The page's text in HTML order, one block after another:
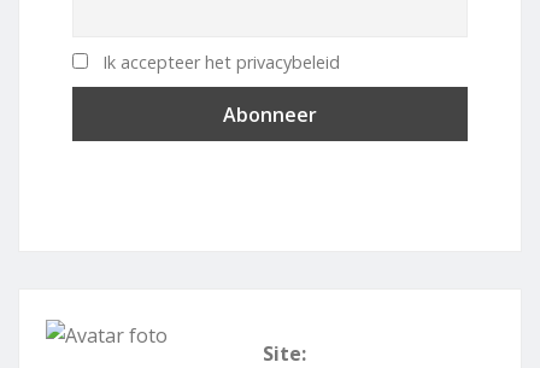
Ik accepteer het privacybeleid
Site: